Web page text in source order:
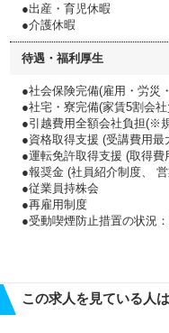
●出産・育児休暇
●介護休暇
待遇・福利厚生
●社会保険完備(雇用・労災
●社宅・寮完備(家賃5割会
●引越費用全額会社負担(※
●資格取得支援 (受講費用最
●運転免許取得支援 (取得
●報奨金 (社員紹介制度、
●従業員持株会
●再雇用制度
●受動喫煙防止措置の状況
この求人を見ている人